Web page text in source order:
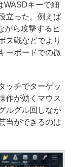
WASDキーで細
立った。例えば
がら攻撃するヒ
ス戦などでより
ーボードでの微
ッチでターゲッ
作が効くマウス
ルグル回しなが
当ができるのは